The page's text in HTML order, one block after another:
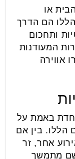
או
הם הדרך
ותחכום
המעודנות
אווירה
באמת על
הללו. בין אם
אחר, זר
מתמשך